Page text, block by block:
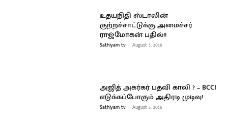
உதயநிதி ஸ்டாலின்
குற்றச்சாட்டுக்கு அமைச்சர்
ராஜ்மோகன் பதில்!!
Sathiyam tv - August 5, 2026
அஜித் அகர்கர் பதவி காலி ? – BCCI
எடுக்கப்போகும் அதிரடி முடிவு!
Sathiyam tv - August 5, 2026